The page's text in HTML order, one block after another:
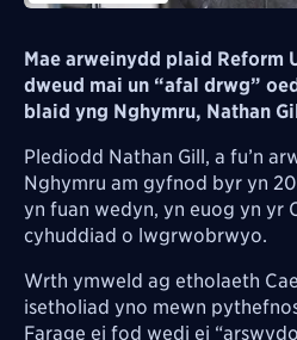
Mae arweinydd plaid Reform
dweud mai un “afal drwg”
blaid yng Nghymru, Nathan
Plediodd Nathan Gill, a fu’n
Nghymru am gyfnod byr yn
yn fuan wedyn, yn euog yn yr
cyhuddiad o lwgrwobrwyo.
Wrth ymweld ag etholaeth
isetholiad yno mewn
Farage ei fod wedi ei